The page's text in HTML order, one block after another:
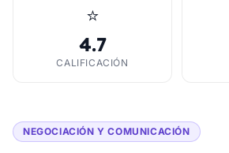
⭐
4.7
CALIFICACIÓN
NEGOCIACIÓN Y COMUNICACIÓN